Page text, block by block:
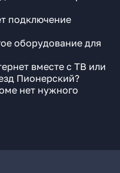
подключение
оборудование для
вместе с ТВ или
Пионерский?
нет нужного